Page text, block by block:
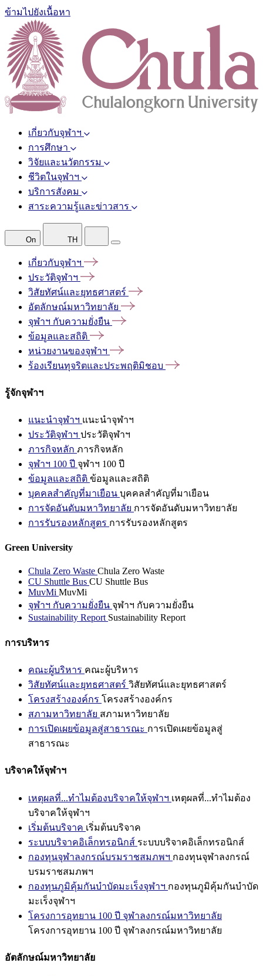
ข้ามไปยังเนื้อหา
เกี่ยวกับจุฬาฯ
การศึกษา
วิจัยและนวัตกรรม
ชีวิตในจุฬาฯ
บริการสังคม
สาระความรู้และข่าวสาร
On TH
เกี่ยวกับจุฬาฯ
ประวัติจุฬาฯ
วิสัยทัศน์และยุทธศาสตร์
อัตลักษณ์มหาวิทยาลัย
จุฬาฯ กับความยั่งยืน
ข้อมูลและสถิติ
หน่วยงานของจุฬาฯ
ร้องเรียนทุจริตและประพฤติมิชอบ
รู้จักจุฬาฯ
แนะนำจุฬาฯ แนะนำจุฬาฯ
ประวัติจุฬาฯ ประวัติจุฬาฯ
ภารกิจหลัก ภารกิจหลัก
จุฬาฯ 100 ปี จุฬาฯ 100 ปี
ข้อมูลและสถิติ ข้อมูลและสถิติ
บุคคลสำคัญที่มาเยือน บุคคลสำคัญที่มาเยือน
การจัดอันดับมหาวิทยาลัย การจัดอันดับมหาวิทยาลัย
การรับรองหลักสูตร การรับรองหลักสูตร
Green University
Chula Zero Waste Chula Zero Waste
CU Shuttle Bus CU Shuttle Bus
MuvMi MuvMi
จุฬาฯ กับความยั่งยืน จุฬาฯ กับความยั่งยืน
Sustainability Report Sustainability Report
การบริหาร
คณะผู้บริหาร คณะผู้บริหาร
วิสัยทัศน์และยุทธศาสตร์ วิสัยทัศน์และยุทธศาสตร์
โครงสร้างองค์กร โครงสร้างองค์กร
สภามหาวิทยาลัย สภามหาวิทยาลัย
การเปิดเผยข้อมูลสู่สาธารณะ การเปิดเผยข้อมูลสู่
สาธารณะ
บริจาคให้จุฬาฯ
เหตุผลที่...ทำไมต้องบริจาคให้จุฬาฯ เหตุผลที่...ทำไมต้อง
บริจาคให้จุฬาฯ
เริ่มต้นบริจาค เริ่มต้นบริจาค
ระบบบริจาคอิเล็กทรอนิกส์ ระบบบริจาคอิเล็กทรอนิกส์
กองทุนจุฬาลงกรณ์บรมราชสมภพฯ กองทุนจุฬาลงกรณ์
บรมราชสมภพฯ
กองทุนภูมิคุ้มกันบำบัดมะเร็งจุฬาฯ กองทุนภูมิคุ้มกันบำบัด
มะเร็งจุฬาฯ
โครงการอุทยาน 100 ปี จุฬาลงกรณ์มหาวิทยาลัย
โครงการอุทยาน 100 ปี จุฬาลงกรณ์มหาวิทยาลัย
อัตลักษณ์มหาวิทยาลัย